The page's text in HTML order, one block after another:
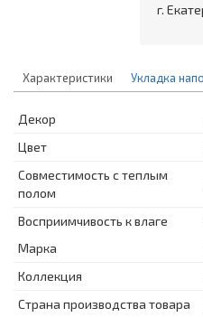
г.
Характеристики Укладка
Декор
Цвет
Совместимость с теплым
полом
Восприимчивость к влаге
Марка
Коллекция
Страна производства товара